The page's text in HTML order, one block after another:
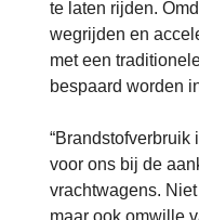
te laten rijden.
wegrijden en
met een
bespaard worden
voor ons bij de
vrachtwagens.